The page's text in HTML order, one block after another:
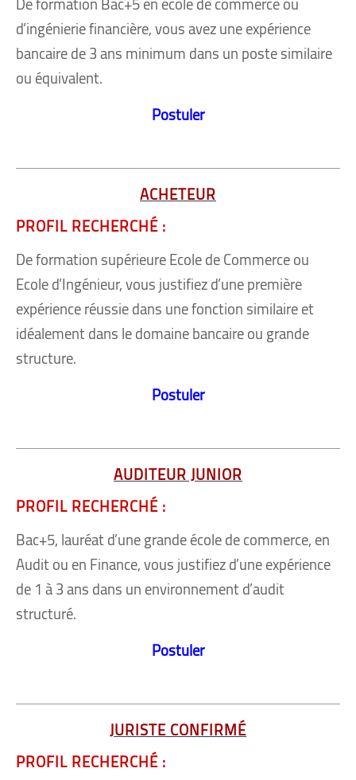
d’ingénierie financière, vous avez une expérience
bancaire de 3 ans minimum dans un poste similaire
ou équivalent.
Postuler
ACHETEUR
PROFIL RECHERCHÉ :
De formation supérieure Ecole de Commerce ou
Ecole d’Ingénieur, vous justifiez d’une première
expérience réussie dans une fonction similaire et
idéalement dans le domaine bancaire ou grande
structure.
Postuler
AUDITEUR JUNIOR
PROFIL RECHERCHÉ :
Bac+5, lauréat d’une grande école de commerce, en
Audit ou en Finance, vous justifiez d’une expérience
de 1 à 3 ans dans un environnement d’audit
structuré.
Postuler
JURISTE CONFIRMÉ
PROFIL RECHERCHÉ :